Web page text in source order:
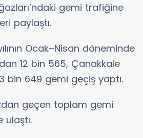
gemi trafiğine
paylaştı.
Ocak–Nisan döneminde
12 bin 565, Çanakkale
bin 649 gemi geçiş yaptı.
geçen toplam gemi
ulaştı.